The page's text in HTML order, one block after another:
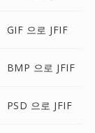
GIF 으로 JFIF
BMP 으로 JFIF
PSD 으로 JFIF